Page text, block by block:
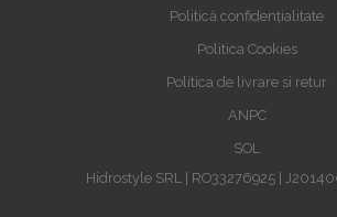
Politică confidențialitate
Politica Cookies
Politica de livrare si retur
ANPC
SOL
Hidrostyle SRL | RO33276925 |